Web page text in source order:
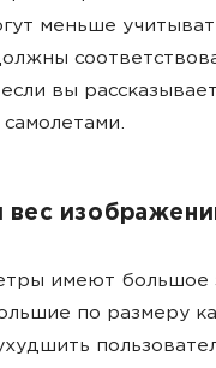
меньше
вы
вес
имеют большое
по размеру